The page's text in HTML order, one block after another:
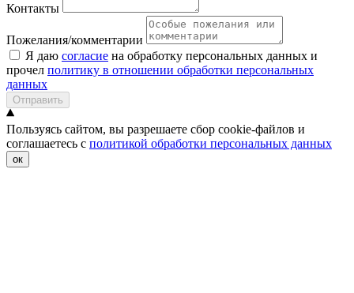
Контакты
Пожелания/комментарии
Я даю согласие на обработку персональных данных и
прочел политику в отношении обработки персональных
данных
Отправить
Пользуясь сайтом, вы разрешаете сбор cookie-файлов и
соглашаетесь с политикой обработки персональных данных
ок